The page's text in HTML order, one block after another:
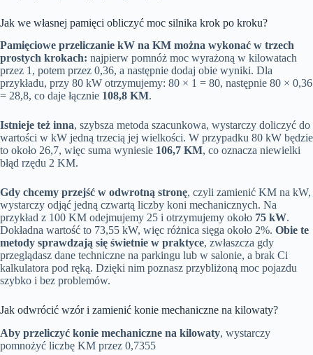
Jak we własnej pamięci obliczyć moc silnika krok po kroku?
Pamięciowe przeliczanie kW na KM można wykonać w trzech
prostych krokach: najpierw pomnóż moc wyrażoną w kilowatach
przez 1, potem przez 0,36, a następnie dodaj obie wyniki. Dla
przykładu, przy 80 kW otrzymujemy: 80 × 1 = 80, następnie 80 × 0,36
= 28,8, co daje łącznie 108,8 KM.
Istnieje też inna, szybsza metoda szacunkowa, wystarczy doliczyć do
wartości w kW jedną trzecią jej wielkości. W przypadku 80 kW będzie
to około 26,7, więc suma wyniesie 106,7 KM, co oznacza niewielki
błąd rzędu 2 KM.
Gdy chcemy przejść w odwrotną stronę, czyli zamienić KM na kW,
wystarczy odjąć jedną czwartą liczby koni mechanicznych. Na
przykład z 100 KM odejmujemy 25 i otrzymujemy około 75 kW.
Dokładna wartość to 73,55 kW, więc różnica sięga około 2%. Obie te
metody sprawdzają się świetnie w praktyce, zwłaszcza gdy
przeglądasz dane techniczne na parkingu lub w salonie, a brak Ci
kalkulatora pod ręką. Dzięki nim poznasz przybliżoną moc pojazdu
szybko i bez problemów.
Jak odwrócić wzór i zamienić konie mechaniczne na kilowaty?
Aby przeliczyć konie mechaniczne na kilowaty, wystarczy
pomnożyć liczbę KM przez 0,7355